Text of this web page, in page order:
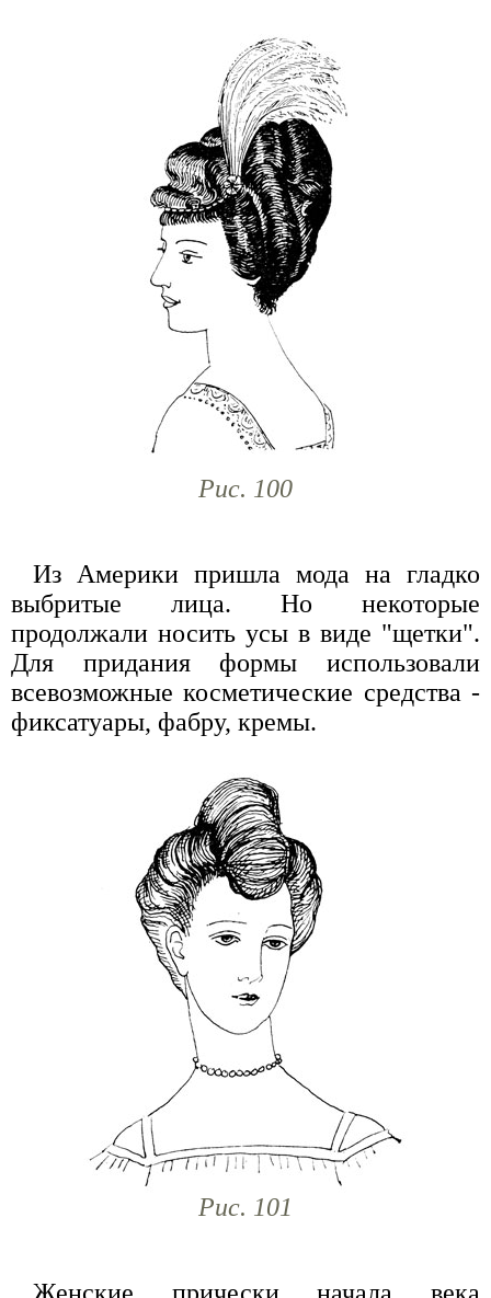
Рис. 100
Из Америки пришла мода на гладко
выбритые лица. Но некоторые
продолжали носить усы в виде "щетки".
Для придания формы использовали
всевозможные косметические средства -
фиксатуары, фабру, кремы.
Рис. 101